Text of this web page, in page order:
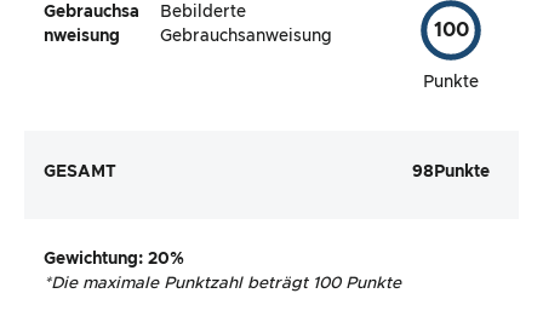
Gebrauchsa
nweisung
Bebilderte
Gebrauchsanweisung
100
Punkte
GESAMT 98 Punkte
Gewichtung: 20%
*Die maximale Punktzahl beträgt 100 Punkte